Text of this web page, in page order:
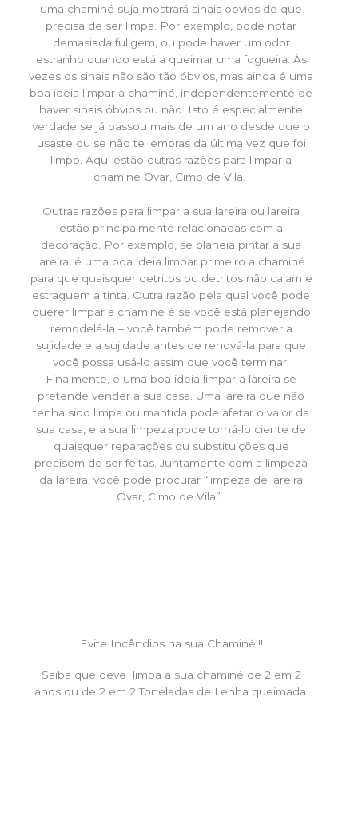
uma chaminé suja mostrará sinais óbvios de que
precisa de ser limpa. Por exemplo, pode notar
demasiada fuligem, ou pode haver um odor
estranho quando está a queimar uma fogueira. Às
vezes os sinais não são tão óbvios, mas ainda é uma
boa ideia limpar a chaminé, independentemente de
haver sinais óbvios ou não. Isto é especialmente
verdade se já passou mais de um ano desde que o
usaste ou se não te lembras da última vez que foi
limpo. Aqui estão outras razões para limpar a
chaminé Ovar, Cimo de Vila.
Outras razões para limpar a sua lareira ou lareira
estão principalmente relacionadas com a
decoração. Por exemplo, se planeia pintar a sua
lareira, é uma boa ideia limpar primeiro a chaminé
para que quaisquer detritos ou detritos não caiam e
estraguem a tinta. Outra razão pela qual você pode
querer limpar a chaminé é se você está planejando
remodelá-la – você também pode remover a
sujidade e a sujidade antes de renová-la para que
você possa usá-lo assim que você terminar.
Finalmente, é uma boa ideia limpar a lareira se
pretende vender a sua casa. Uma lareira que não
tenha sido limpa ou mantida pode afetar o valor da
sua casa, e a sua limpeza pode torná-lo ciente de
quaisquer reparações ou substituições que
precisem de ser feitas. Juntamente com a limpeza
da lareira, você pode procurar “limpeza de lareira
Ovar, Cimo de Vila”.
Evite Incêndios na sua Chaminé!!!
Saiba que deve limpa a sua chaminé de 2 em 2
anos ou de 2 em 2 Toneladas de Lenha queimada.